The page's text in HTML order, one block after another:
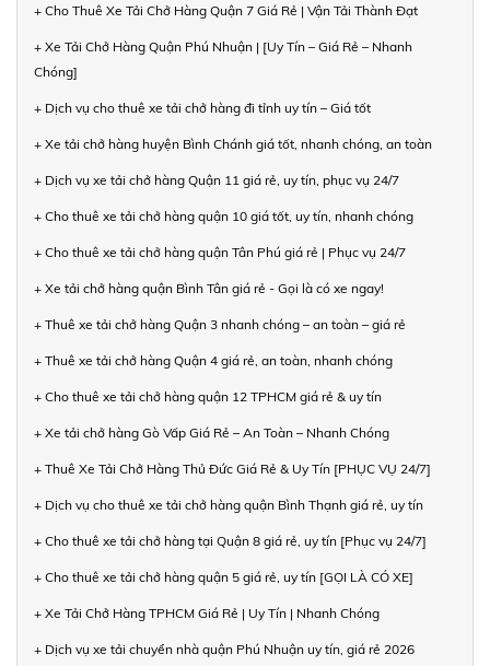
+ Cho Thuê Xe Tải Chở Hàng Quận 7 Giá Rẻ | Vận Tải Thành Đạt
+ Xe Tải Chở Hàng Quận Phú Nhuận | [Uy Tín – Giá Rẻ – Nhanh
Chóng]
+ Dịch vụ cho thuê xe tải chở hàng đi tỉnh uy tín – Giá tốt
+ Xe tải chở hàng huyện Bình Chánh giá tốt, nhanh chóng, an toàn
+ Dịch vụ xe tải chở hàng Quận 11 giá rẻ, uy tín, phục vụ 24/7
+ Cho thuê xe tải chở hàng quận 10 giá tốt, uy tín, nhanh chóng
+ Cho thuê xe tải chở hàng quận Tân Phú giá rẻ | Phục vụ 24/7
+ Xe tải chở hàng quận Bình Tân giá rẻ - Gọi là có xe ngay!
+ Thuê xe tải chở hàng Quận 3 nhanh chóng – an toàn – giá rẻ
+ Thuê xe tải chở hàng Quận 4 giá rẻ, an toàn, nhanh chóng
+ Cho thuê xe tải chở hàng quận 12 TPHCM giá rẻ & uy tín
+ Xe tải chở hàng Gò Vấp Giá Rẻ – An Toàn – Nhanh Chóng
+ Thuê Xe Tải Chở Hàng Thủ Đức Giá Rẻ & Uy Tín [PHỤC VỤ 24/7]
+ Dịch vụ cho thuê xe tải chở hàng quận Bình Thạnh giá rẻ, uy tín
+ Cho thuê xe tải chở hàng tại Quận 8 giá rẻ, uy tín [Phục vụ 24/7]
+ Cho thuê xe tải chở hàng quận 5 giá rẻ, uy tín [GỌI LÀ CÓ XE]
+ Xe Tải Chở Hàng TPHCM Giá Rẻ | Uy Tín | Nhanh Chóng
+ Dịch vụ xe tải chuyển nhà quận Phú Nhuận uy tín, giá rẻ 2026